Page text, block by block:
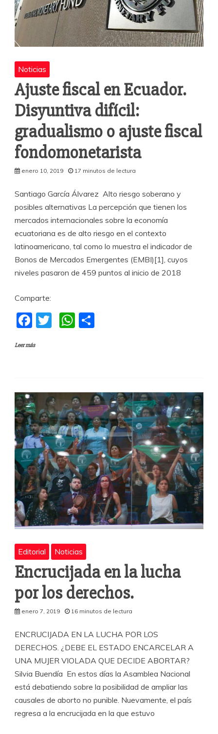
Noticias
Ajuste fiscal en Ecuador.
Disyuntiva difícil:
gradualismo o ajuste fiscal
fondomonetarista
enero 10, 2019 17 minutos de lectura
Santiago García Álvarez Alto riesgo soberano y
posibles alternativas La percepción que tienen los
mercados internacionales sobre la economía
ecuatoriana es de alto riesgo en el contexto
latinoamericano, tal como lo muestra el indicador de
Bonos de Mercados Emergentes (EMBI)[1], cuyos
niveles pasaron de 459 puntos al inicio de 2018
Comparte:
F
c
o
o
k
T
W
p
p
rti
r
Leer más
Editorial Noticias
Encrucijada en la lucha
por los derechos.
enero 7, 2019 16 minutos de lectura
ENCRUCIJADA EN LA LUCHA POR LOS
DERECHOS. ¿DEBE EL ESTADO ENCARCELAR A
UNA MUJER VIOLADA QUE DECIDE ABORTAR?
Silvia Buendía En estos días la Asamblea Nacional
está debatiendo sobre la posibilidad de ampliar las
causales de aborto no punible. Nuevamente, el país
regresa a la encrucijada en la que estuvo